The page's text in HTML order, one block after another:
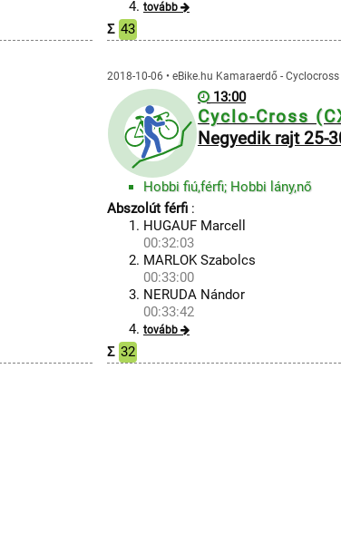
tovább
Σ 43
2018-10-06 • eBike.hu Kamaraerdő -
13:00
Cyclo-Cross
Negyedik rajt 25-
Hobbi fiú,férfi; Hobbi lány,nő
Abszolút férfi:
HUGAUF Marcell
00:32:03
MARLOK Szabolcs
00:33:00
NERUDA Nándor
00:33:42
tovább
Σ 32